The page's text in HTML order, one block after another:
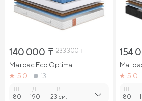
140 000 ₸ 233 300₸
Матрас Eco Optima
5.0
13
Ш.
80 -
Д.
190 -
В.
23 см.
154
5.0
Ш.
80 -